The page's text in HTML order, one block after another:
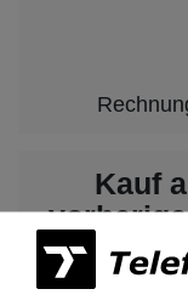
Kauf
Behörden,
öffentliche &